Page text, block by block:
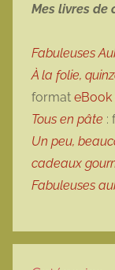
Mes livres de
Fabuleuses
À la folie,
format eBook
Tous en pâte :
Un peu,
cadeaux
Fabuleuses